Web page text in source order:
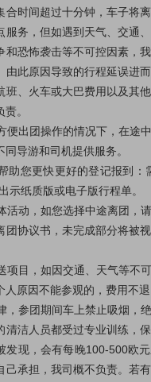
合时间超过十分钟，车子将
服务，但如遇到天气、交通
和恐怖袭击等不可控因素，
由此原因导致的行程延误进
班、火车或大巴费用以及其
。
便出团操作的情况下，在途
导游和司机提供服务。
助您更快更好的登记报到：
示纸质版或电子版行程单。
活动，如您选择中途离团，
团协议书，未完成部分将被
项目，如因交通、天气等不
人原因不能参观的，费用不退
，参团期间车上禁止吸烟，
清洁人员都受过专业训练，
发现，会有每晚100-500欧
己承担，我司概不负责。若